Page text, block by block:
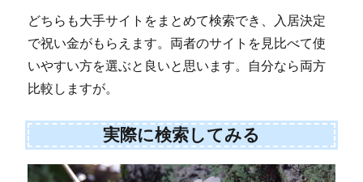
どちらも大手サイトをまとめて検索でき、入居決定
で祝い金がもらえます。両者のサイトを見比べて使
いやすい方を選ぶと良いと思います。自分なら両方
比較しますが。
実際に検索してみる